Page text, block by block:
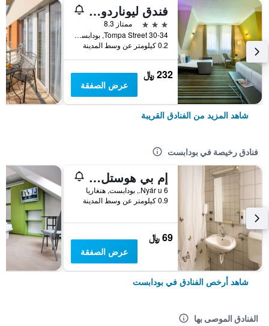
فندق ليوناردو بودابست
3 نجوم
ممتاز 8.3
30-34 Tompa Street, بودابست, هنغاريا
0.2 كيلومتر عن وسط المدينة
232 ﷼
عرض الصفقة
شاهد المزيد من الفنادق القريبة
فنادق رخيصة في بودابست
إم بي هوستل بودابيست
6 Nyár u., بودابست, هنغاريا
0.9 كيلومتر عن وسط المدينة
69 ﷼
عرض الصفقة
شاهد أرخص الفنادق في بودابست
الفنادق الموصى بها